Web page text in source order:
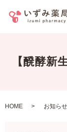
【醗酵新
HOME お知らせ